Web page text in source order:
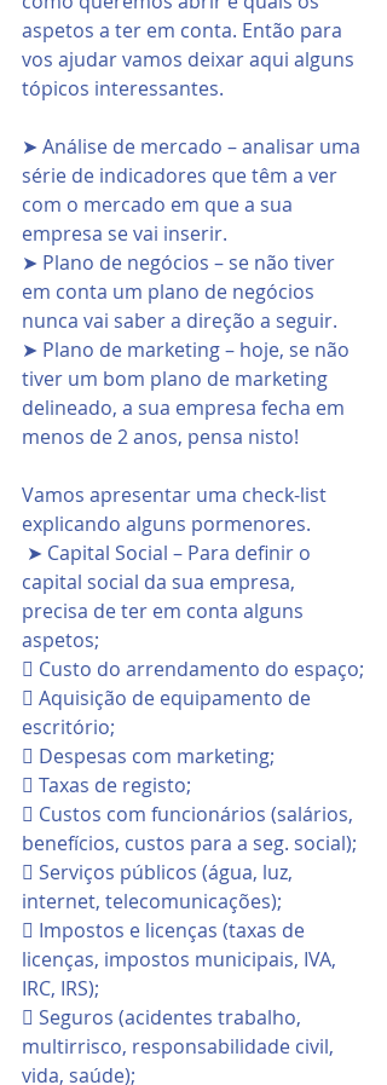
aspetos a ter em conta. Então para
vos ajudar vamos deixar aqui alguns
tópicos interessantes.
➤ Análise de mercado – analisar uma
série de indicadores que têm a ver
com o mercado em que a sua
empresa se vai inserir.
➤ Plano de negócios – se não tiver
em conta um plano de negócios
nunca vai saber a direção a seguir.
➤ Plano de marketing – hoje, se não
tiver um bom plano de marketing
delineado, a sua empresa fecha em
menos de 2 anos, pensa nisto!
Vamos apresentar uma check-list
explicando alguns pormenores.
➤ Capital Social – Para definir o
capital social da sua empresa,
precisa de ter em conta alguns
aspetos;
 Custo do arrendamento do espaço;
 Aquisição de equipamento de
escritório;
 Despesas com marketing;
 Taxas de registo;
 Custos com funcionários (salários,
benefícios, custos para a seg. social);
 Serviços públicos (água, luz,
internet, telecomunicações);
 Impostos e licenças (taxas de
licenças, impostos municipais, IVA,
IRC, IRS);
 Seguros (acidentes trabalho,
multirrisco, responsabilidade civil,
vida, saúde);